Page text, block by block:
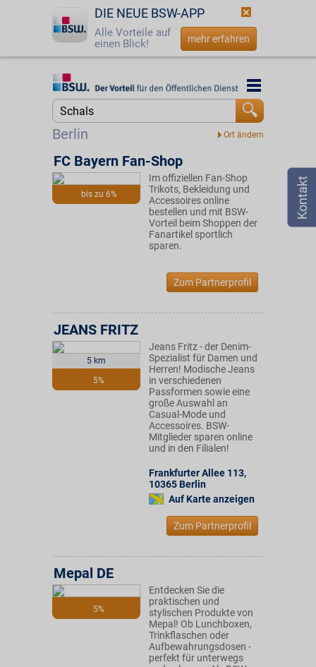
DIE NEUE BSW-APP
Alle Vorteile auf
einen Blick!
mehr erfahren
Startseite
☎ 0800 - 279 25 82
Berlin
Startseite
bis zu 6%
FC Bayern Fan-Shop
Im offiziellen Fan-Shop
Trikots, Bekleidung und
Accessoires online
bestellen und mit BSW-
Vorteil beim Shoppen der
Fanartikel sportlich
sparen.
Zum Partnerprofil
5 km
5%
JEANS FRITZ
Jeans Fritz - der Denim-
Spezialist für Damen und
Herren! Modische Jeans
in verschiedenen
Passformen sowie eine
große Auswahl an
Casual-Mode und
Accessoires. BSW-
Mitglieder sparen online
und in den Filialen!
Frankfurter Allee 113,
10365 Berlin
Auf Karte anzeigen
Zum Partnerprofil
5%
Mepal DE
Entdecken Sie die
praktischen und
stylischen Produkte von
Mepal! Ob Lunchboxen,
Trinkflaschen oder
Aufbewahrungsdosen -
perfekt für unterwegs